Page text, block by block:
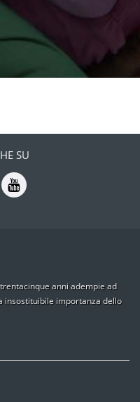
SU
anni adempie ad
insostituibile importanza dello